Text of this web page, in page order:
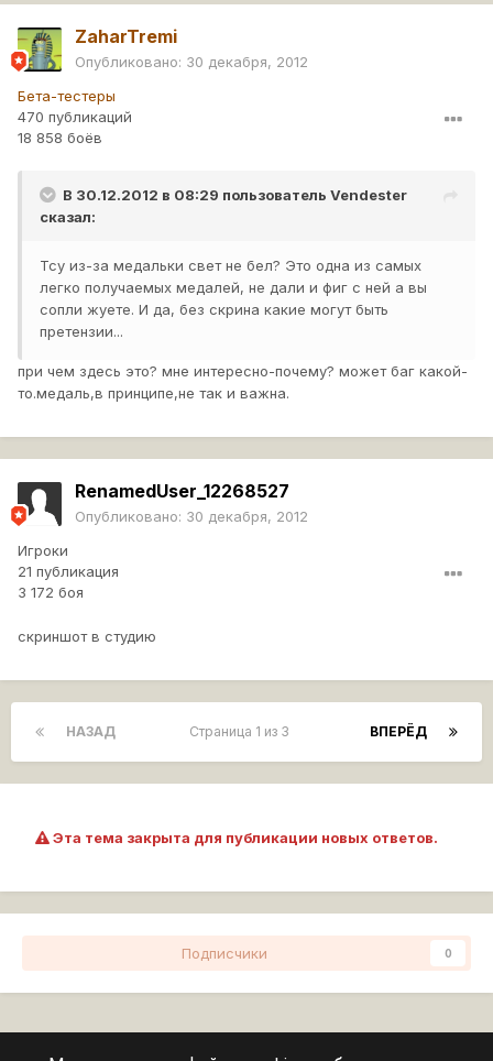
ZaharTremi
Опубликовано: 30 декабря, 2012
Бета-тестеры
470 публикаций
18 858 боёв
В 30.12.2012 в 08:29 пользователь Vendester
сказал:
Тсу из-за медальки свет не бел? Это одна из самых
легко получаемых медалей, не дали и фиг с ней а вы
сопли жуете. И да, без скрина какие могут быть
претензии...
при чем здесь это? мне интересно-почему? может баг какой-
то.медаль,в принципе,не так и важна.
RenamedUser_12268527
Опубликовано: 30 декабря, 2012
Игроки
21 публикация
3 172 боя
скриншот в студию
НАЗАД ВПЕРЁД
Страница 1 из 3
Эта тема закрыта для публикации новых ответов.
Подписчики 0